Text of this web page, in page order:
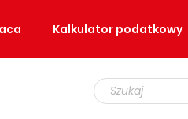
Kalkulator podatkowy